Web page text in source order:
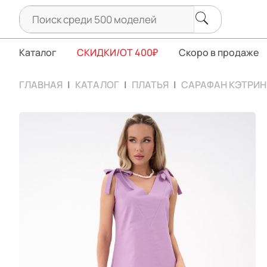
Каталог СКИДКИ/ОТ 400₽ Скоро в продаже
ГЛАВНАЯ КАТАЛОГ ПЛАТЬЯ САРАФАН